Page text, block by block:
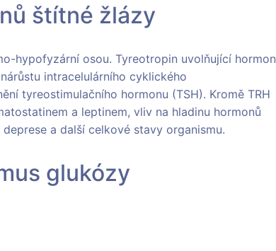
štítné žlázy
hypofyzární osou. Tyreotropin uvolňující hormon
intracelulárního cyklického
tyreostimulačního hormonu (TSH). Kromě TRH
a leptinem, vliv na hladinu hormonů
a další celkové stavy organismu.
glukózy